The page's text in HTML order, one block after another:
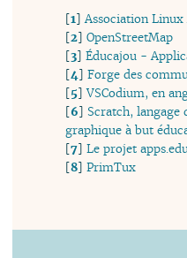
[1]Association Linux
[2]OpenStreetMap
[3]Éducajou -
[4]Forge des
[5]VSCodium, en
[6]Scratch,
graphique à but
[7]Le projet
[8]PrimTux